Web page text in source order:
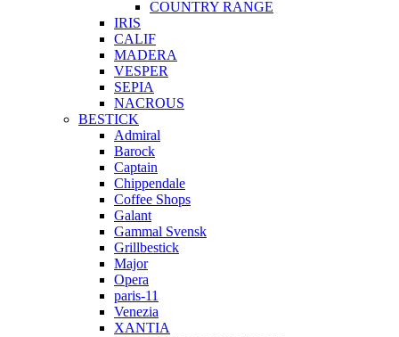
COUNTRY RANGE
IRIS
CALIF
MADERA
VESPER
SEPIA
NACROUS
BESTICK
Admiral
Barock
Captain
Chippendale
Coffee Shops
Galant
Gammal Svensk
Grillbestick
Major
Opera
paris-11
Venezia
XANTIA